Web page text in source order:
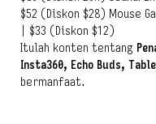
$52 (Diskon $28) Mouse
| $33 (Diskon $12)
Itulah konten tentang
Insta360, Echo Buds,
bermanfaat.